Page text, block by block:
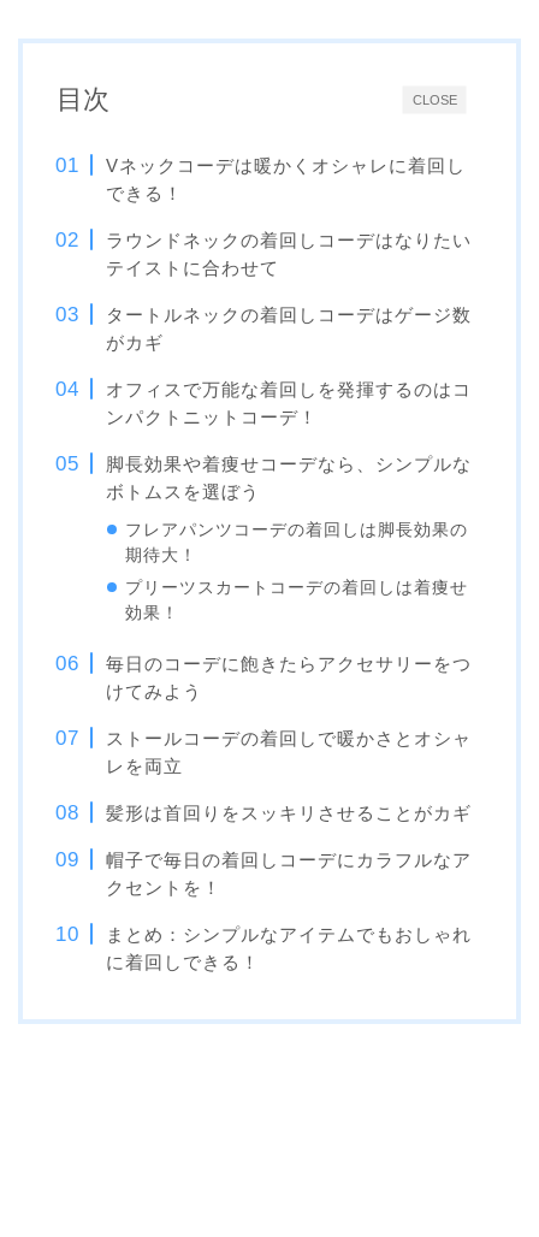
CLOSE
目次
Vネックコーデは暖かくオシャレに着回し
できる！
ラウンドネックの着回しコーデはなりたい
テイストに合わせて
タートルネックの着回しコーデはゲージ数
がカギ
オフィスで万能な着回しを発揮するのはコ
ンパクトニットコーデ！
脚長効果や着痩せコーデなら、シンプルな
ボトムスを選ぼう
フレアパンツコーデの着回しは脚長効果の
期待大！
プリーツスカートコーデの着回しは着痩せ
効果！
毎日のコーデに飽きたらアクセサリーをつ
けてみよう
ストールコーデの着回しで暖かさとオシャ
レを両立
髪形は首回りをスッキリさせることがカギ
帽子で毎日の着回しコーデにカラフルなア
クセントを！
まとめ：シンプルなアイテムでもおしゃれ
に着回しできる！